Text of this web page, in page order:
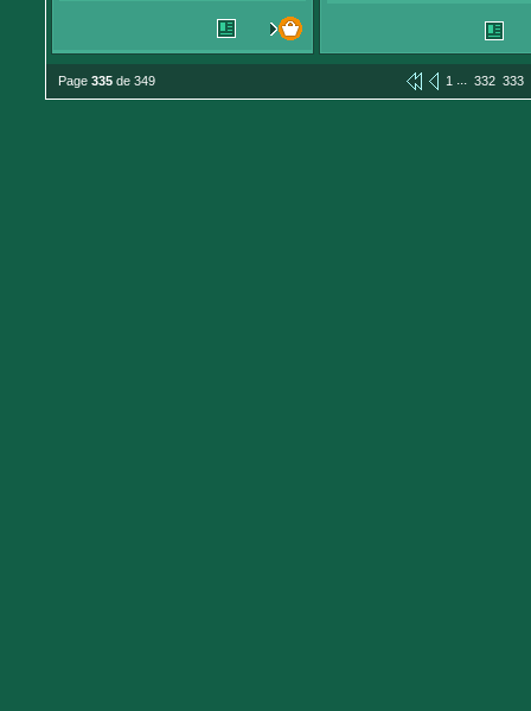
Page 335 de 349 1 ... 332 333